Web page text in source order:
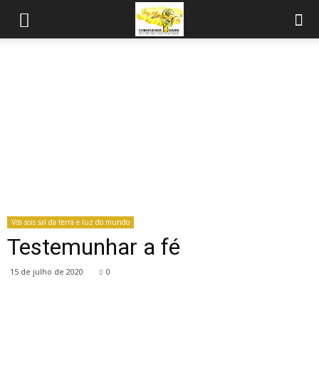
Vós sois sal da terra e luz do mundo
Testemunhar a fé
15 de julho de 2020 0